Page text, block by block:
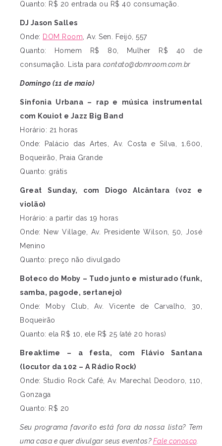
Quanto: R$ 20 entrada ou R$ 40 consumação.
DJ Jason Salles
Onde: DOM Room , Av. Sen. Feijó, 557
Quanto: Homem R$ 80, Mulher R$ 40 de
consumação. Lista para contato@domroom.com.br
Domingo (11 de maio)
Sinfonia Urbana – rap e música instrumental
com Kouiot e Jazz Big Band
Horário: 21 horas
Onde: Palácio das Artes, Av. Costa e Silva, 1.600,
Boqueirão, Praia Grande
Quanto: grátis
Great Sunday, com Diogo Alcântara (voz e
violão)
Horário: a partir das 19 horas
Onde: New Village, Av. Presidente Wilson, 50, José
Menino
Quanto: preço não divulgado
Boteco do Moby – Tudo junto e misturado (funk,
samba, pagode, sertanejo)
Onde: Moby Club, Av. Vicente de Carvalho, 30,
Boqueirão
Quanto: ela R$ 10, ele R$ 25 (até 20 horas)
Breaktime – a festa, com Flávio Santana
(locutor da 102 – A Rádio Rock)
Onde: Studio Rock Café, Av. Marechal Deodoro, 110,
Gonzaga
Quanto: R$ 20
Seu programa favorito está fora da nossa lista? Tem
uma casa e quer divulgar seus eventos?Fale conosco.